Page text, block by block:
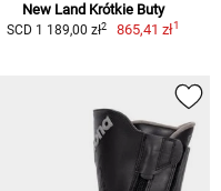
New Land Krótkie Buty
SCD 1 189,00 zł2 865,41 zł1